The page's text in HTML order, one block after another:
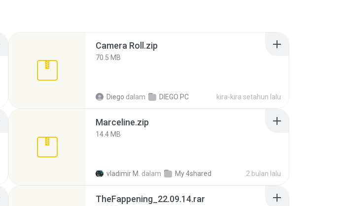
Camera Roll.zip
70.5 MB
Diego dalam DIEGO PC kira-kira setahun lalu
Marceline.zip
14.4 MB
vladimir M. dalam My 4shared 2 bulan lalu
TheFappening_22.09.14.rar